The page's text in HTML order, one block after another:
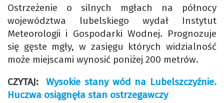
Ostrzeżenie o silnych mgłach na północy
województwa lubelskiego wydał Instytut
Meteorologii i Gospodarki Wodnej. Prognozuje
się gęste mgły, w zasięgu których widzialność
może miejscami wynosić poniżej 200 metrów.
CZYTAJ:Wysokie stany wód na Lubelszczyźnie.
Huczwa osiągnęła stan ostrzegawczy